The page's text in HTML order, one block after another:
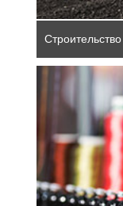
Строительство
это
устойчивое
технологии
позволяют